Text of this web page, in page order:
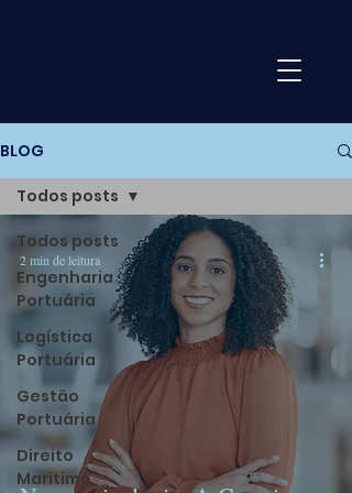
BLOG
Todos posts
Engenharia
Portuária
Logística
Portuária
Gestão
Portuária
Direito
Marítimo
Todos posts
2 min de leitura